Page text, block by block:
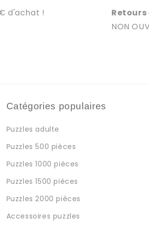
d'achat ! Retours
NON
Catégories populaires
Puzzles adulte
Puzzles 500 pièces
Puzzles 1000 pièces
Puzzles 1500 pièces
Puzzles 2000 pièces
Accessoires puzzles